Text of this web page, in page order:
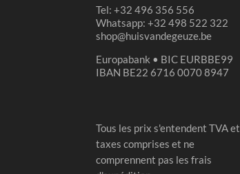
Tel: +32 496 356 556
Whatsapp: +32 498 522 322
shop@huisvandegeuze.be
Europabank • BIC EURBBE99
IBAN BE22 6716 0070 8947
Tous les prix s'entendent TVA et
taxes comprises et ne
comprennent pas les frais